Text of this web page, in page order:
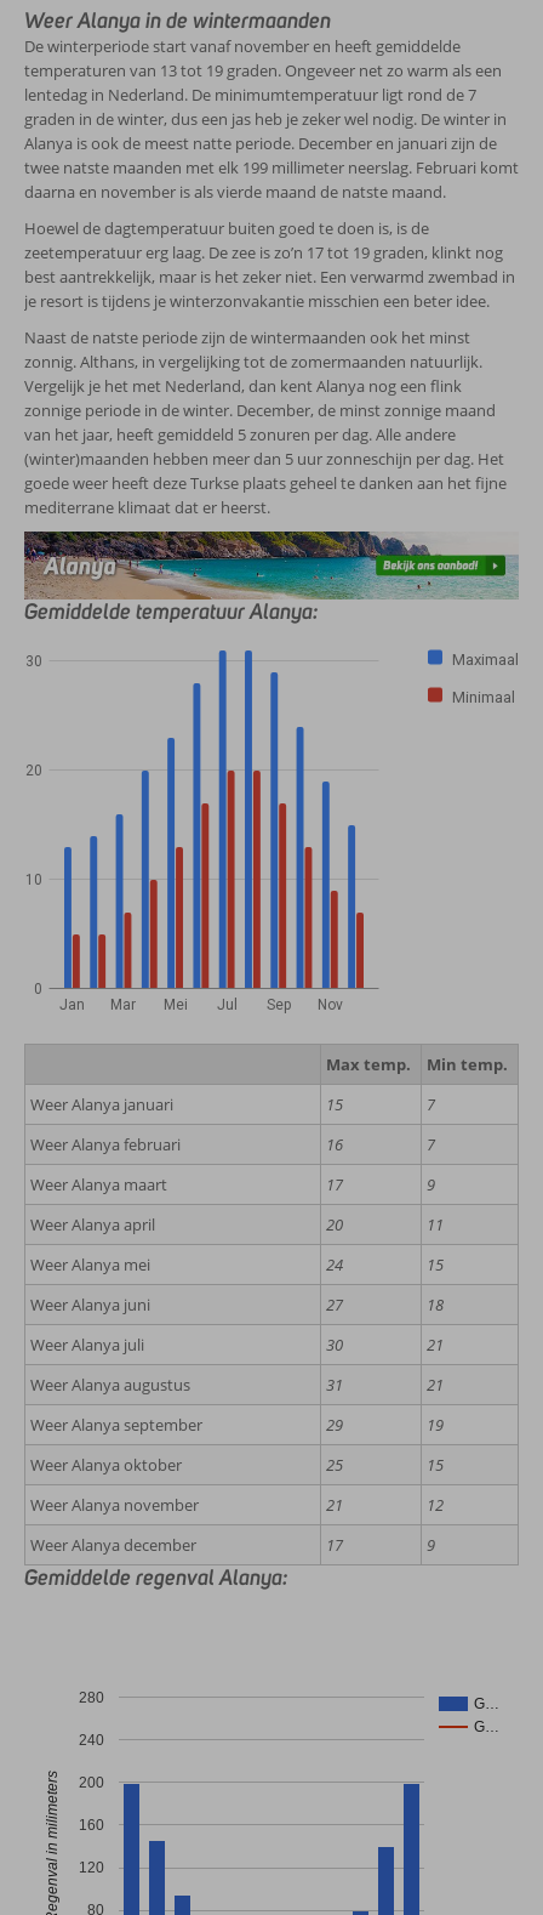
Weer Alanya in de wintermaanden
De winterperiode start vanaf november en heeft gemiddelde
temperaturen van 13 tot 19 graden. Ongeveer net zo warm als een
lentedag in Nederland. De minimumtemperatuur ligt rond de 7
graden in de winter, dus een jas heb je zeker wel nodig. De winter in
Alanya is ook de meest natte periode. December en januari zijn de
twee natste maanden met elk 199 millimeter neerslag. Februari komt
daarna en november is als vierde maand de natste maand.
Hoewel de dagtemperatuur buiten goed te doen is, is de
zeetemperatuur erg laag. De zee is zo’n 17 tot 19 graden, klinkt nog
best aantrekkelijk, maar is het zeker niet. Een verwarmd zwembad in
je resort is tijdens je winterzonvakantie misschien een beter idee.
Naast de natste periode zijn de wintermaanden ook het minst
zonnig. Althans, in vergelijking tot de zomermaanden natuurlijk.
Vergelijk je het met Nederland, dan kent Alanya nog een flink
zonnige periode in de winter. December, de minst zonnige maand
van het jaar, heeft gemiddeld 5 zonuren per dag. Alle andere
(winter)maanden hebben meer dan 5 uur zonneschijn per dag. Het
goede weer heeft deze Turkse plaats geheel te danken aan het fijne
mediterrane klimaat dat er heerst.
Gemiddelde temperatuur Alanya:
Maximaal
Minimaal
Jan Mar Mei Jul Sep Nov
0
10
20
30
Max temp.
Min temp.
Weer Alanya januari
15
7
Weer Alanya februari
16
7
Weer Alanya maart
17
9
Weer Alanya april
20
11
Weer Alanya mei
24
15
Weer Alanya juni
27
18
Weer Alanya juli
30
21
Weer Alanya augustus
31
21
Weer Alanya september
29
19
Weer Alanya oktober
25
15
Weer Alanya november
21
12
Weer Alanya december
17 9
Gemiddelde regenval Alanya:
G…
G…
80
120
160
200
240
280
Regenval in milimeters